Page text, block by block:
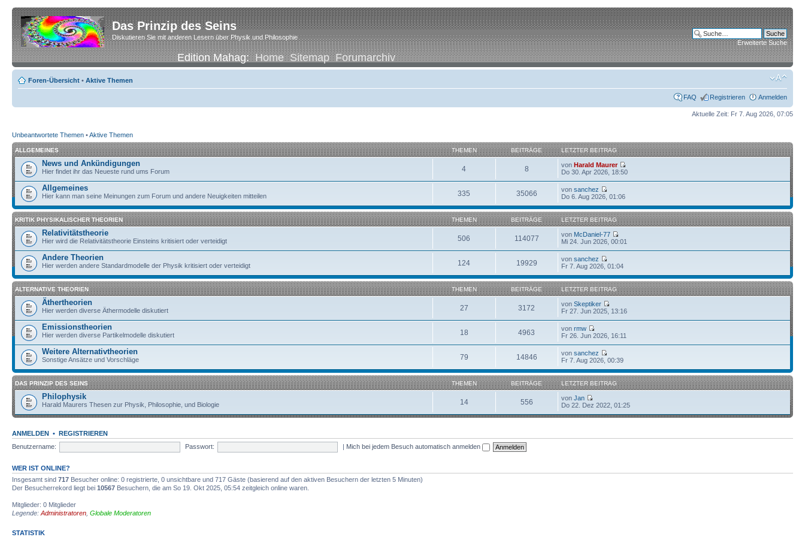
Das Prinzip des Seins
Diskutieren Sie mit anderen Lesern über Physik und Philosophie
Edition Mahag:Home Sitemap Forumarchiv
Erweiterte Suche
Foren-Übersicht • Aktive Themen
FAQ Registrieren Anmelden
Aktuelle Zeit: Fr 7. Aug 2026, 07:05
Unbeantwortete Themen •Aktive Themen
ALLGEMEINES THEMEN BEITRÄGE LETZTER BEITRAG
News und Ankündigungen
Hier findet ihr das Neueste rund ums Forum 4 8 vonHarald Maurer
Do 30. Apr 2026, 18:50
Allgemeines
Hier kann man seine Meinungen zum Forum und andere Neuigkeiten mitteilen 335 35066 vonsanchez
Do 6. Aug 2026, 01:06
KRITIK PHYSIKALISCHER THEORIEN THEMEN BEITRÄGE LETZTER BEITRAG
Relativitätstheorie
Hier wird die Relativitätstheorie Einsteins kritisiert oder verteidigt 506 114077 von McDaniel-77
Mi 24. Jun 2026, 00:01
Andere Theorien
Hier werden andere Standardmodelle der Physik kritisiert oder verteidigt 124 19929 vonsanchez
Fr 7. Aug 2026, 01:04
ALTERNATIVE THEORIEN THEMEN BEITRÄGE LETZTER BEITRAG
Äthertheorien
Hier werden diverse Äthermodelle diskutiert 27 3172 vonSkeptiker
Fr 27. Jun 2025, 13:16
Emissionstheorien
Hier werden diverse Partikelmodelle diskutiert 18 4963 vonrmw
Fr 26. Jun 2026, 16:11
Weitere Alternativtheorien
Sonstige Ansätze und Vorschläge 79 14846 vonsanchez
Fr 7. Aug 2026, 00:39
DAS PRINZIP DES SEINS THEMEN BEITRÄGE LETZTER BEITRAG
Philophysik
Harald Maurers Thesen zur Physik, Philosophie, und Biologie 14 556 vonJan
Do 22. Dez 2022, 01:25
ANMELDEN • REGISTRIEREN
Benutzername:
Passwort: | Mich bei jedem Besuch automatisch anmelden
WER IST ONLINE?
Insgesamt sind 717 Besucher online: 0 registrierte, 0 unsichtbare und 717 Gäste (basierend auf den aktiven Besuchern der letzten 5 Minuten)
Der Besucherrekord liegt bei 10567 Besuchern, die am So 19. Okt 2025, 05:54 zeitgleich online waren.
Mitglieder: 0 Mitglieder
Legende: Administratoren Globale Moderatoren
STATISTIK